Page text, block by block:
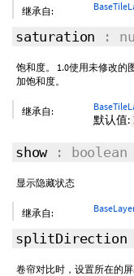
继承自:
saturation :
饱和度。 1.0使用未修改的
加饱和度。
继承自:
默认值:
show: boolean
显示隐藏状态
继承自:
splitDirection
卷帘对比时，设置所在的